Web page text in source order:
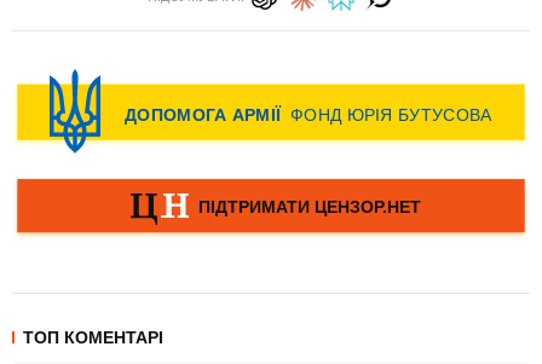
ТОП КОМЕНТАРІ